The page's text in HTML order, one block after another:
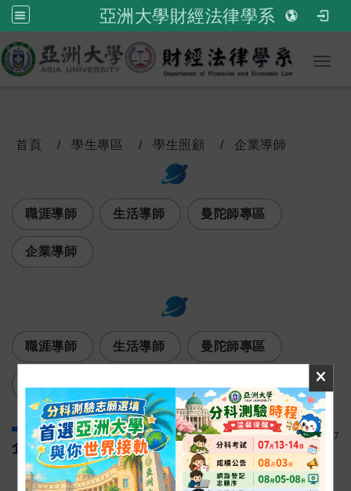
亞洲大學財經法律學系
首頁 學生專區 學生照顧
企業導師
次選單
職涯導師 生活導師 曼陀師專區
企業導師
次選單
職涯導師 生活導師 曼陀師專區
瀏覽人次: 4777
企業導師
莊晏詞(ZHUANG,YAN-CI)